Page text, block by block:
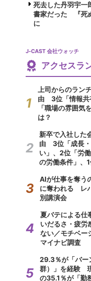
死去した丹羽宇一
書家だった 『死
に
J-CAST 会社ウォッチ
アクセスラ
上司からのラン
由 3位「情報共
「職場の雰囲気
は？
新卒で入社した
由 3位「成長・
い」、2位「労
の労働条件」、1
AIが仕事を奪う
に奪われる レ
別講演会
夏バテによる
いだるさ・疲労
ない／モチベ
マイナビ調査
29.3％が「バー
群）」を経験
の35.1％が「勤